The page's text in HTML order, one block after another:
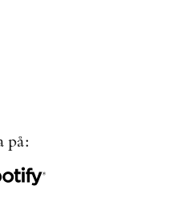
på: